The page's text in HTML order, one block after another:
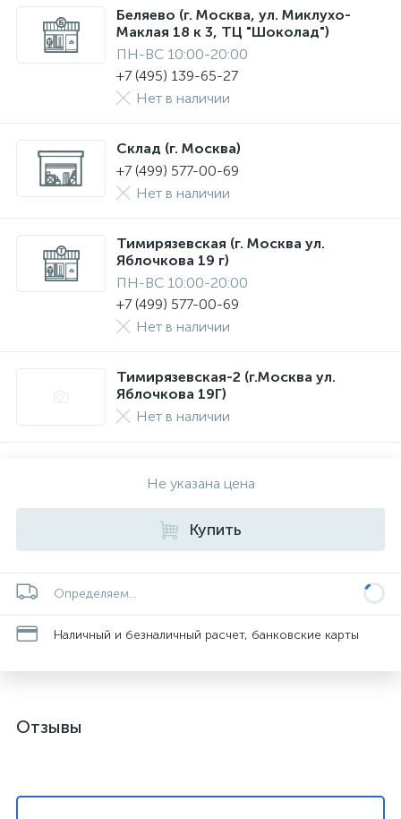
Беляево (г. Москва, ул. Миклухо-
Маклая 18 к 3, ТЦ "Шоколад")
ПН-ВС 10:00-20:00
+7 (495) 139-65-27
Нет в наличии
Склад (г. Москва)
+7 (499) 577-00-69
Нет в наличии
Тимирязевская (г. Москва ул.
Яблочкова 19 г)
ПН-ВС 10:00-20:00
+7 (499) 577-00-69
Нет в наличии
Тимирязевская-2 (г.Москва ул.
Яблочкова 19Г)
Нет в наличии
Не указана цена
Купить
Определяем...
Наличный и безналичный расчет, банковские карты
Отзывы